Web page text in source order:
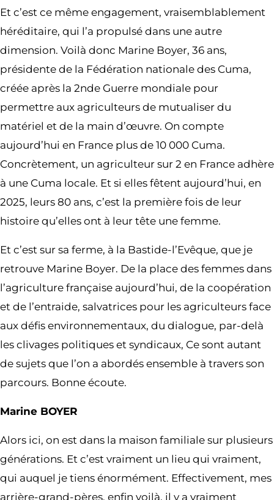
Et c’est ce même engagement, vraisemblablement
héréditaire, qui l’a propulsé dans une autre
dimension. Voilà donc Marine Boyer, 36 ans,
présidente de la Fédération nationale des Cuma,
créée après la 2nde Guerre mondiale pour
permettre aux agriculteurs de mutualiser du
matériel et de la main d’œuvre. On compte
aujourd’hui en France plus de 10 000 Cuma.
Concrètement, un agriculteur sur 2 en France adhère
à une Cuma locale. Et si elles fêtent aujourd’hui, en
2025, leurs 80 ans, c’est la première fois de leur
histoire qu’elles ont à leur tête une femme.
Et c’est sur sa ferme, à la Bastide-l’Evêque, que je
retrouve Marine Boyer. De la place des femmes dans
l’agriculture française aujourd’hui, de la coopération
et de l’entraide, salvatrices pour les agriculteurs face
aux défis environnementaux, du dialogue, par-delà
les clivages politiques et syndicaux, Ce sont autant
de sujets que l’on a abordés ensemble à travers son
parcours. Bonne écoute.
Marine BOYER
Alors ici, on est dans la maison familiale sur plusieurs
générations. Et c’est vraiment un lieu qui vraiment,
qui auquel je tiens énormément. Effectivement, mes
arrière-grand-pères, enfin voilà, il y a vraiment